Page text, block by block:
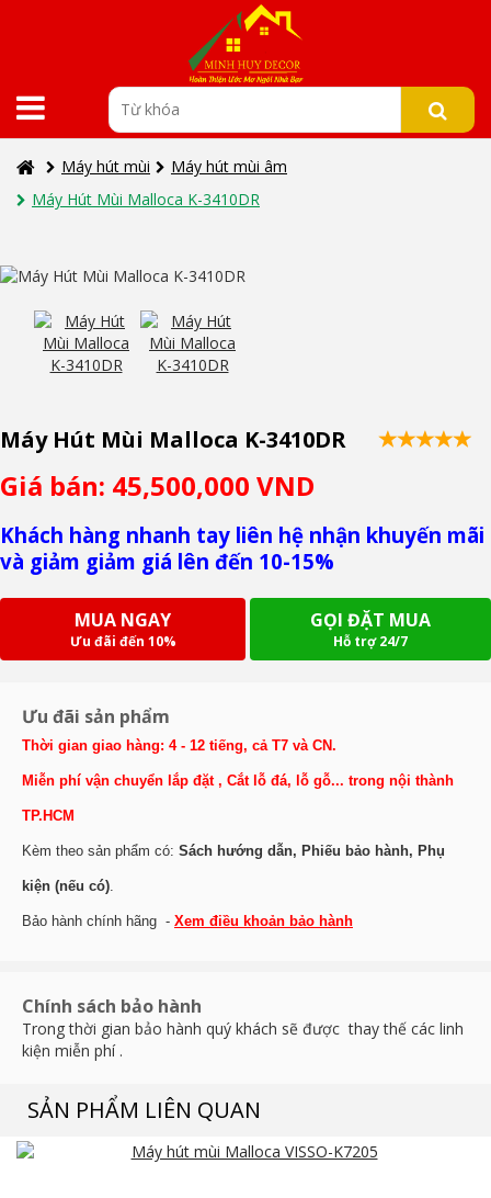
Máy hút mùi
Máy hút mùi âm
Máy Hút Mùi Malloca K-3410DR
Máy Hút Mùi Malloca K-3410DR
Giá bán: 45,500,000 VND
Khách hàng nhanh tay liên hệ nhận khuyến mãi
và giảm giảm giá lên đến 10-15%
MUA NGAY
Ưu đãi đến 10%
GỌI ĐẶT MUA
Hỗ trợ 24/7
Ưu đãi sản phẩm
Thời gian giao hàng: 4 - 12 tiếng, cả T7 và CN.
Miễn phí vận chuyển lắp đặt , Cắt lỗ đá, lỗ gỗ... trong nội thành
TP.HCM
Kèm theo sản phẩm có: Sách hướng dẫn, Phiếu bảo hành, Phụ
kiện (nếu có).
Bảo hành chính hãng - Xem điều khoản bảo hành
Chính sách bảo hành
Trong thời gian bảo hành quý khách sẽ được thay thế các linh
kiện miễn phí .
SẢN PHẨM LIÊN QUAN